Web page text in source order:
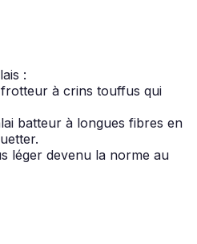
:
à crins touffus qui
batteur à longues fibres en
léger devenu la norme au